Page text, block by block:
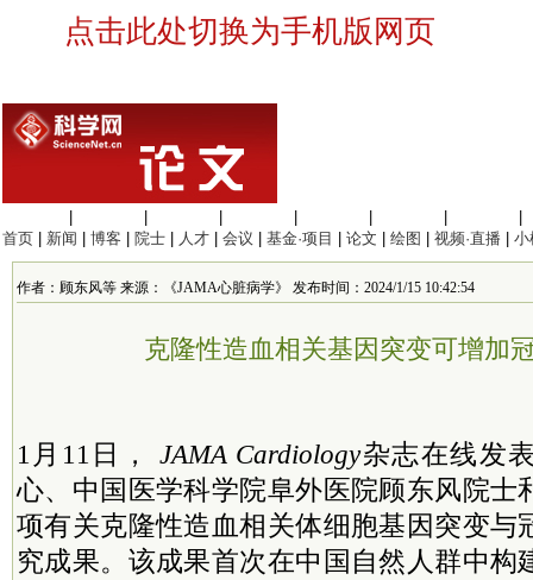
点击此处切换为手机版网页
首页
新闻 博客 院士 人才 会议 基金·项目 论文 绘图 视频·直播 小
作者：顾东风等 来源：《JAMA心脏病学》 发布时间：2024/1/15 10:42:54
克隆性造血相关基因突变可增加
1月11日， JAMA Cardiology杂志在线发
心、中国医学科学院阜外医院顾东风院士
项有关克隆性造血相关体细胞基因突变与
究成果。该成果首次在中国自然人群中构